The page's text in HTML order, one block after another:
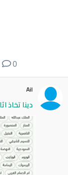
0
Ail
دينا تخاذ